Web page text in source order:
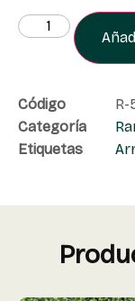
Código
R-
Categoría
Etiquetas